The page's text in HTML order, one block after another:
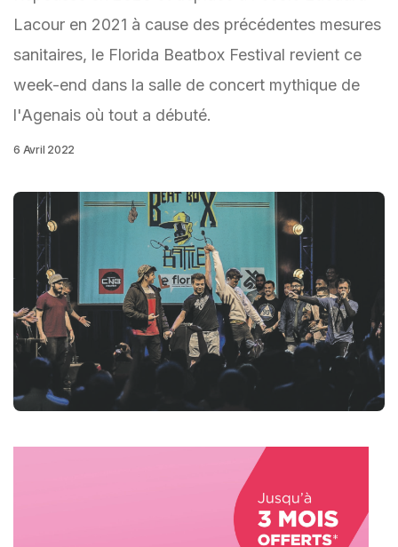
Lacour en 2021 à cause des précédentes mesures
sanitaires, le Florida Beatbox Festival revient ce
week-end dans la salle de concert mythique de
l'Agenais où tout a débuté.
6 Avril 2022